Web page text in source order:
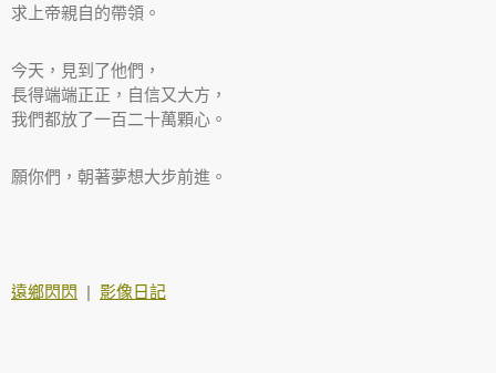
求上帝親自的帶領。
今天，見到了他們，
長得端端正正，自信又大方，
我們都放了一百二十萬顆心。
願你們，朝著夢想大步前進。
遠鄉閃閃 | 影像日記